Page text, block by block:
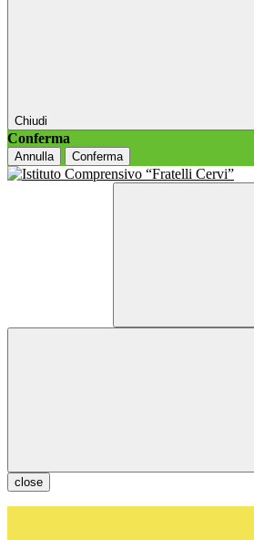
Chiudi
Conferma
Annulla Conferma
close